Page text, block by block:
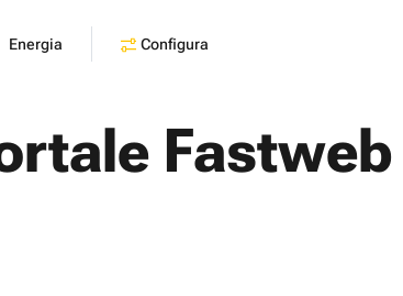
Energia Configura
Fastweb